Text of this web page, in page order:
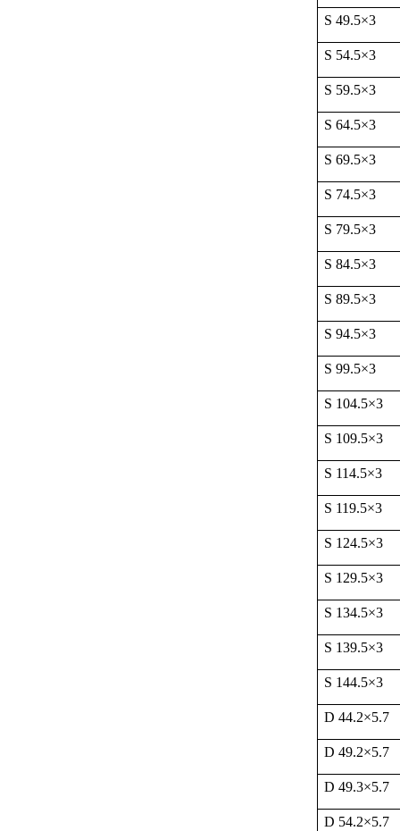
S 49.5×3
S 54.5×3
S 59.5×3
S 64.5×3
S 69.5×3
S 74.5×3
S 79.5×3
S 84.5×3
S 89.5×3
S 94.5×3
S 99.5×3
S 104.5×3
S 109.5×3
S 114.5×3
S 119.5×3
S 124.5×3
S 129.5×3
S 134.5×3
S 139.5×3
S 144.5×3
D 44.2×5.7
D 49.2×5.7
D 49.3×5.7
D 54.2×5.7